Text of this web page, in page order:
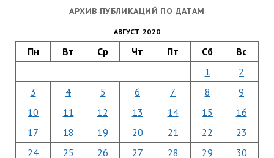
АРХИВ ПУБЛИКАЦИЙ ПО ДАТАМ
АВГУСТ 2020
Пн Вт Ср Чт Пт Сб Вс
1
2
3
4 5 6 7 8
9
10
11 12 13 14 15
16
17
18 19 20 21 22
23
24
25 26 27 28 29
30